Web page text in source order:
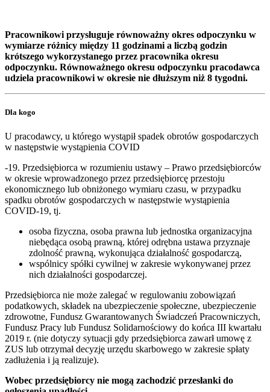
Pracownikowi przysługuje równoważny okres odpoczynku w
wymiarze różnicy między 11 godzinami a liczbą godzin
krótszego wykorzystanego przez pracownika okresu
odpoczynku. Równoważnego okresu odpoczynku pracodawca
udziela pracownikowi w okresie nie dłuższym niż 8 tygodni.
Dla kogo
U pracodawcy, u którego wystąpił spadek obrotów gospodarczych
w następstwie wystąpienia COVID
-19. Przedsiębiorca w rozumieniu ustawy – Prawo przedsiębiorców
w okresie wprowadzonego przez przedsiębiorcę przestoju
ekonomicznego lub obniżonego wymiaru czasu, w przypadku
spadku obrotów gospodarczych w następstwie wystąpienia
COVID-19, tj.
osoba fizyczna, osoba prawna lub jednostka organizacyjna
niebędąca osobą prawną, której odrębna ustawa przyznaje
zdolność prawną, wykonująca działalność gospodarczą,
wspólnicy spółki cywilnej w zakresie wykonywanej przez
nich działalności gospodarczej.
Przedsiębiorca nie może zalegać w regulowaniu zobowiązań
podatkowych, składek na ubezpieczenie społeczne, ubezpieczenie
zdrowotne, Fundusz Gwarantowanych Świadczeń Pracowniczych,
Fundusz Pracy lub Fundusz Solidarnościowy do końca III kwartału
2019 r. (nie dotyczy sytuacji gdy przedsiębiorca zawarł umowę z
ZUS lub otrzymał decyzję urzędu skarbowego w zakresie spłaty
zadłużenia i ją realizuje).
Wobec przedsiębiorcy nie mogą zachodzić przesłanki do